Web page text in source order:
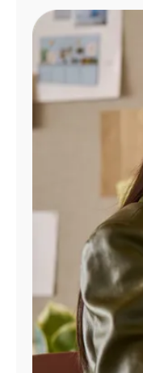
Administrar
cuenta
Encuentra
tienda